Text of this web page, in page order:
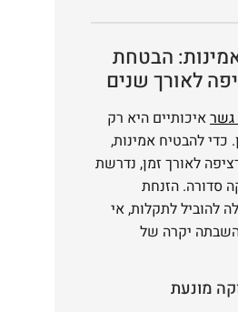
הבטחת
לאורך שנים
גשראיכותיים היא רק
כדי להבטיח אמינות,
לאורך זמן, נדרשת
סדורה. הזנחת
להוביל לתקלות, אי
יקרה של
מונעת